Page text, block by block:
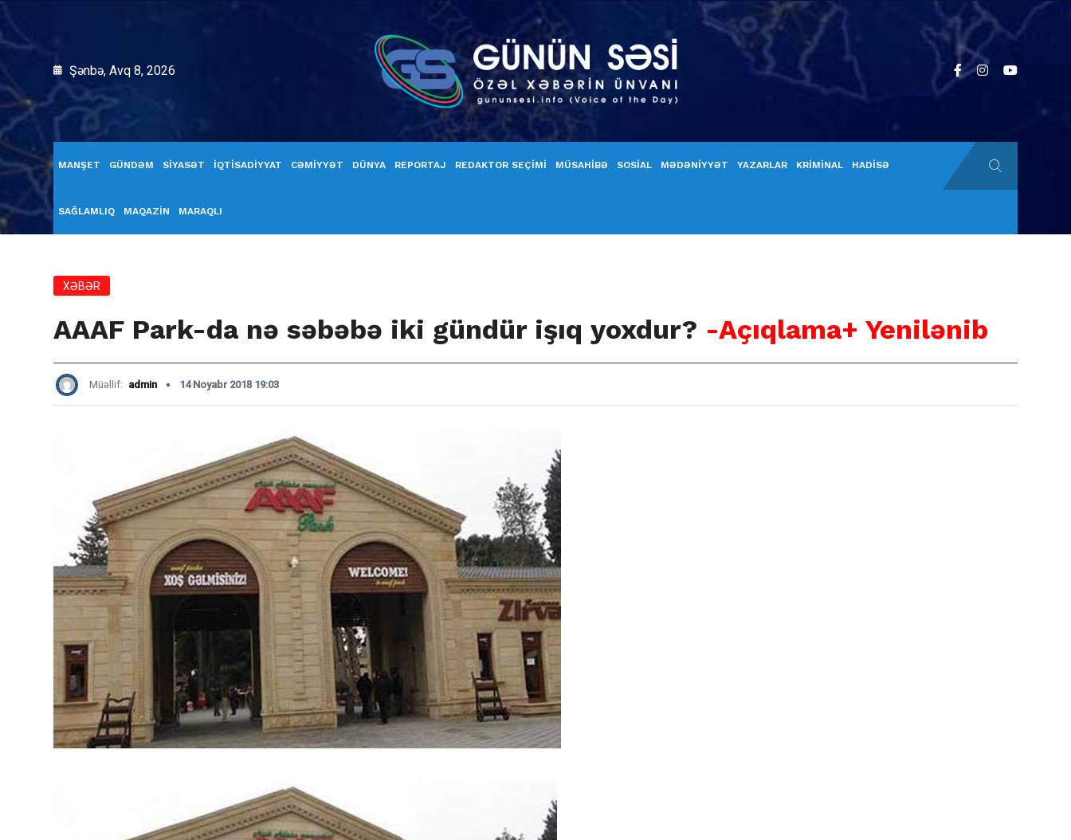
Şənbə, Avq 8, 2026
MANŞET GÜNDƏM SİYASƏT İQTİSADİYYAT CƏMİYYƏT DÜNYA REPORTAJ REDAKTOR SEÇİMİ MÜSAHİBƏ SOSİAL MƏDƏNİYYƏT YAZARLAR KRİMİNAL HADİSƏ
SAĞLAMLIQ MAQAZİN MARAQLI
XƏBƏR
AAAF Park-da nə səbəbə iki gündür işıq yoxdur? -Açıqlama+ Yenilənib
Müəllif: admin 14 Noyabr 2018 19:03